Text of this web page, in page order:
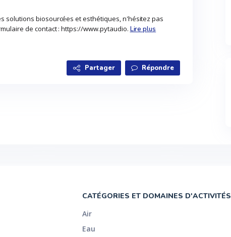
solutions biosourcées et esthétiques, n'hésitez pas
de contact : https://www.pytaudio. Lire plus
Partager Répondre
CATÉGORIES ET DOMAINES D'ACTIVITÉS
Air
Eau